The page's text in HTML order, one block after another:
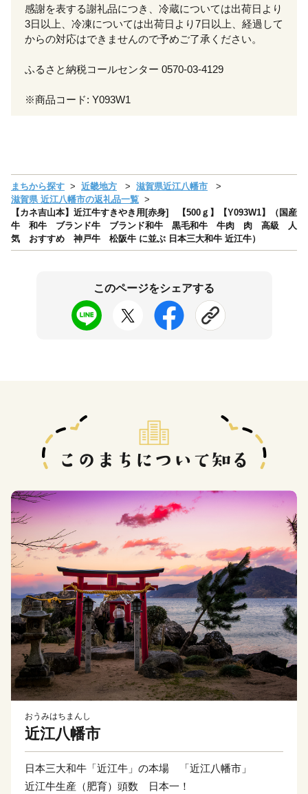
感謝を表する謝礼品につき、冷蔵については出荷日より
3日以上、冷凍については出荷日より7日以上、経過して
からの対応はできませんので予めご了承ください。
ふるさと納税コールセンター 0570-03-4129
※商品コード: Y093W1
まちから探す 近畿地方
滋賀県近江八幡市
滋賀県 近江八幡市の返礼品一覧
【カネ吉山本】近江牛すきやき用[赤身] 【500ｇ】【Y093W1】（国産
牛 和牛 ブランド牛 ブランド和牛 黒毛和牛 牛肉 肉 高級 人
気 おすすめ 神戸牛 松阪牛 に並ぶ 日本三大和牛 近江牛）
このページをシェアする
おうみはちまんし
近江八幡市
日本三大和牛「近江牛」の本場 「近江八幡市」
近江牛生産（肥育）頭数 日本一！